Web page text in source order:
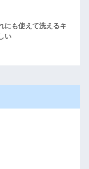
にも使えて洗えるキ
い